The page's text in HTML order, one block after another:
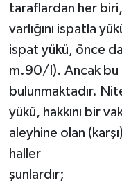
taraflardan her biri,
varlığını ispatla
ispat yükü, önce
m.90/I). Ancak bu
bulunmaktadır.
yükü, hakkını bir
aleyhine olan
haller